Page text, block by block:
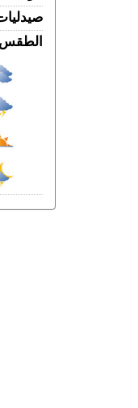
الأربعاء 05 غشت | 11:57
سبتة
طنجة..
شحال